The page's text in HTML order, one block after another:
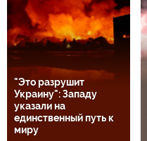
"Это разрушит
Украину": Западу
указали на
единственный путь к
миру